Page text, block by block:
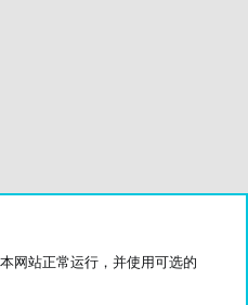
网站正常运行，并使用可选的